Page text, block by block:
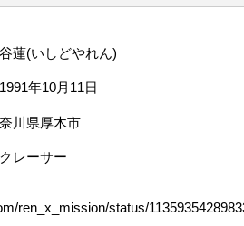
蓮(いしどやれん)
年10月11日
川県厚木市
レーサー
ren_x_mission/status/